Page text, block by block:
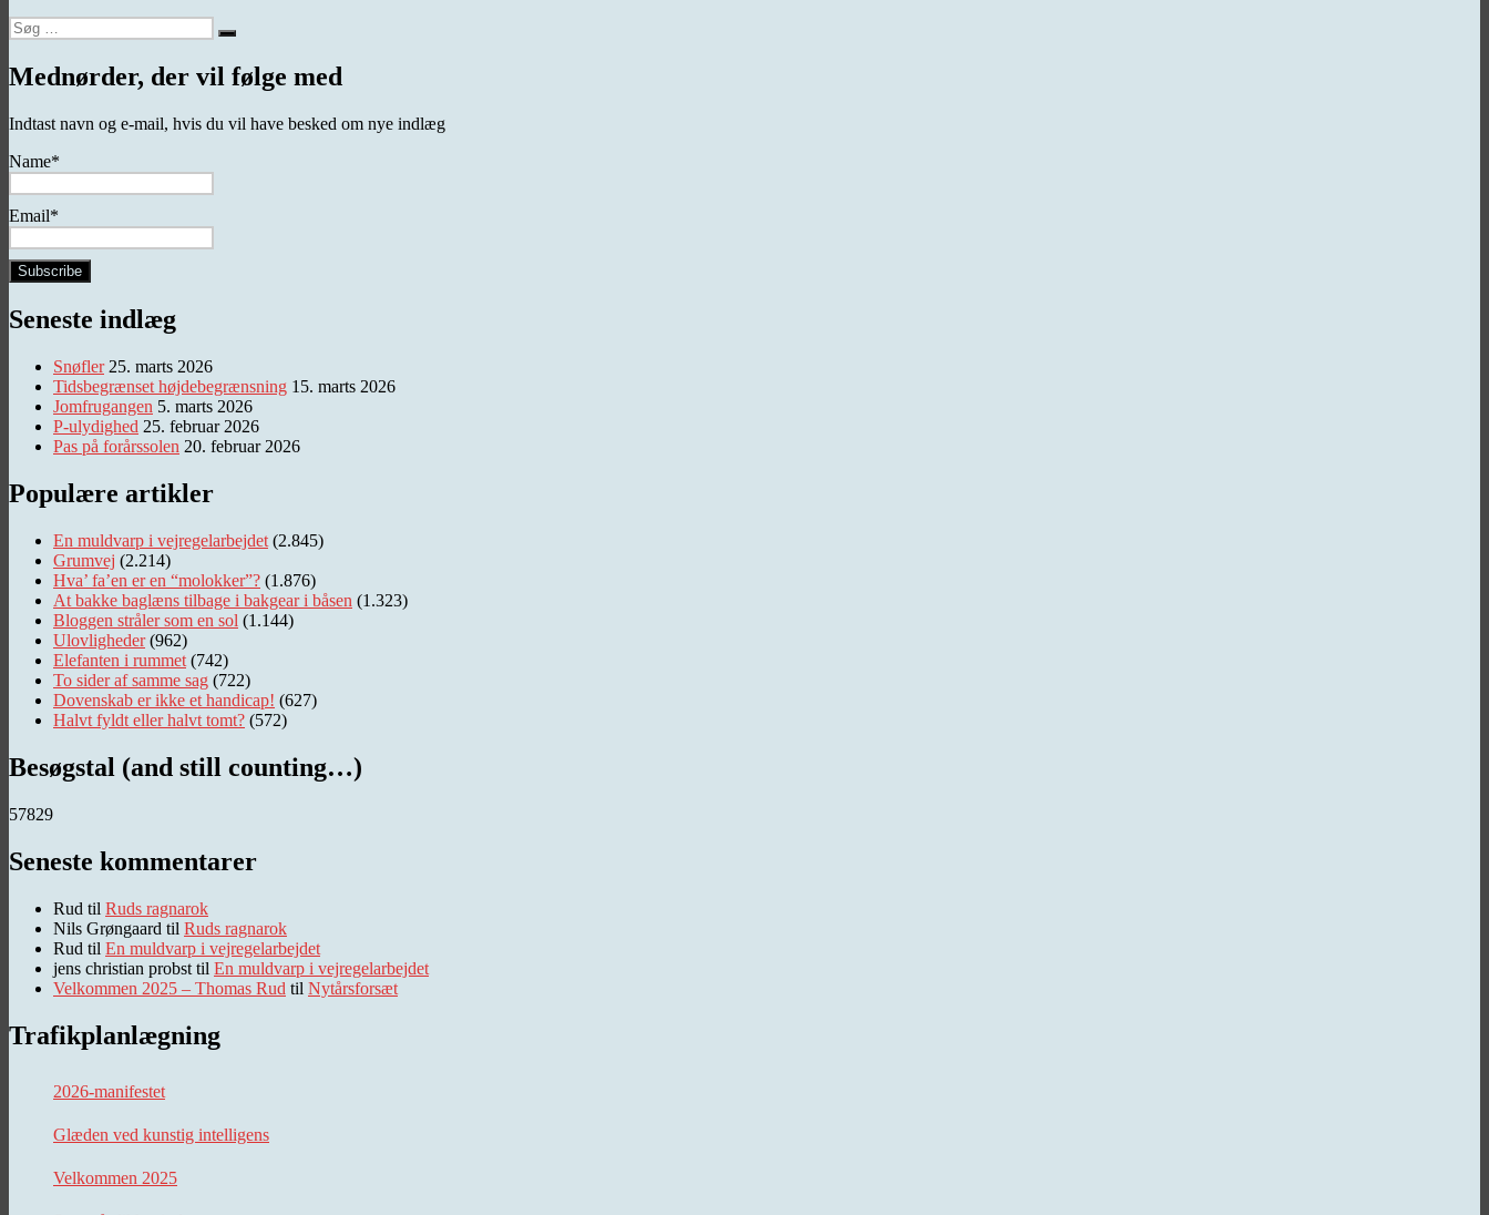
Søg
efter:
Søg
Mednørder, der vil følge med
Indtast navn og e-mail, hvis du vil have besked om nye indlæg
Name*
Email*
Seneste indlæg
Snøfler 25. marts 2026
Tidsbegrænset højdebegrænsning 15. marts 2026
Jomfrugangen 5. marts 2026
P-ulydighed 25. februar 2026
Pas på forårssolen 20. februar 2026
Populære artikler
En muldvarp i vejregelarbejdet (2.845)
Grumvej (2.214)
Hva’ fa’en er en “molokker”? (1.876)
At bakke baglæns tilbage i bakgear i båsen (1.323)
Bloggen stråler som en sol (1.144)
Ulovligheder (962)
Elefanten i rummet (742)
To sider af samme sag (722)
Dovenskab er ikke et handicap! (627)
Halvt fyldt eller halvt tomt? (572)
Besøgstal (and still counting…)
57829
Seneste kommentarer
Rud til Ruds ragnarok
Nils Grøngaard til Ruds ragnarok
Rud til En muldvarp i vejregelarbejdet
jens christian probst til En muldvarp i vejregelarbejdet
Velkommen 2025 – Thomas Rud til Nytårsforsæt
Trafikplanlægning
2026-manifestet
Glæden ved kunstig intelligens
Velkommen 2025